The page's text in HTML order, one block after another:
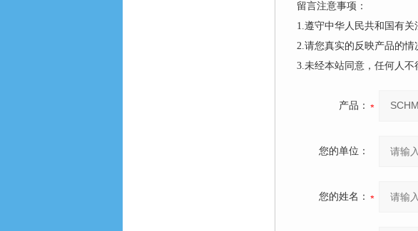
留言注意事项：
1.遵守中华人民共和国有
2.请您真实的反映产品的情
3.未经本站同意，任何人不
产品：
您的单位：
您的姓名：